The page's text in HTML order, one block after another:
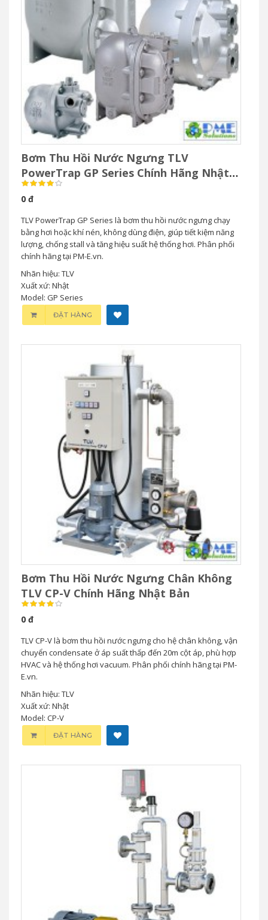
Bơm Thu Hồi Nước Ngưng TLV
PowerTrap GP Series Chính Hãng Nhật
Bản
0 đ
TLV PowerTrap GP Series là bơm thu hồi nước ngưng chạy
bằng hơi hoặc khí nén, không dùng điện, giúp tiết kiệm năng
lượng, chống stall và tăng hiệu suất hệ thống hơi. Phân phối
chính hãng tại PM-E.vn.
Nhãn hiệu: TLV
Xuất xứ: Nhật
Model: GP Series
ĐẶT HÀNG
Bơm Thu Hồi Nước Ngưng Chân Không
TLV CP-V Chính Hãng Nhật Bản
0 đ
TLV CP-V là bơm thu hồi nước ngưng cho hệ chân không, vận
chuyển condensate ở áp suất thấp đến 20m cột áp, phù hợp
HVAC và hệ thống hơi vacuum. Phân phối chính hãng tại PM-
E.vn.
Nhãn hiệu: TLV
Xuất xứ: Nhật
Model: CP-V
ĐẶT HÀNG